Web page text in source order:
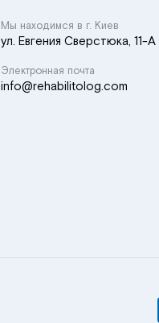
Мы находимся в г. Киев
ул. Евгения Сверстюка, 11-А
Электронная почта
info@rehabilitolog.com